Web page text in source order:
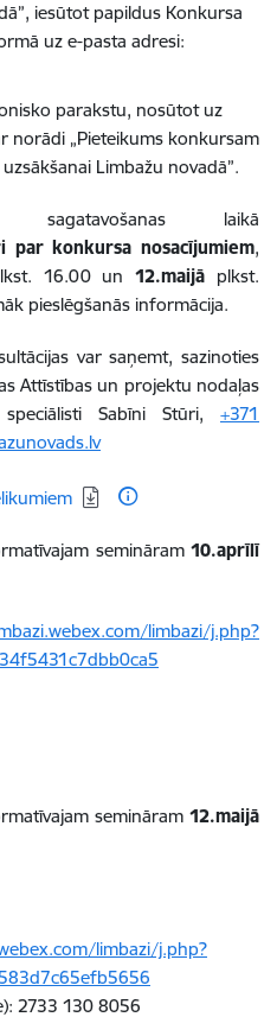
iesūtot papildus Konkursa
uz e-pasta adresi:
parakstu, nosūtot uz
norādi „Pieteikums konkursam
Limbažu novadā”.
sagatavošanas laikā
par konkursa nosacījumiem,
16.00 un 12.maijā plkst.
pieslēgšanās informācija.
var saņemt, sazinoties
Attīstības un projektu nodaļas
speciālisti Sabīni Stūri, +371
semināram 10.aprīlī
limbazi/j.php?
semināram 12.maijā
limbazi/j.php?
2733 130 8056